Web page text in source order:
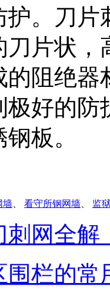
护。刀
片状
阻绝
好的
板。
墙 看守所钢网墙 监
刺网全解
围栏的常